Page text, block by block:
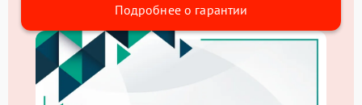
Подробнее о гарантии